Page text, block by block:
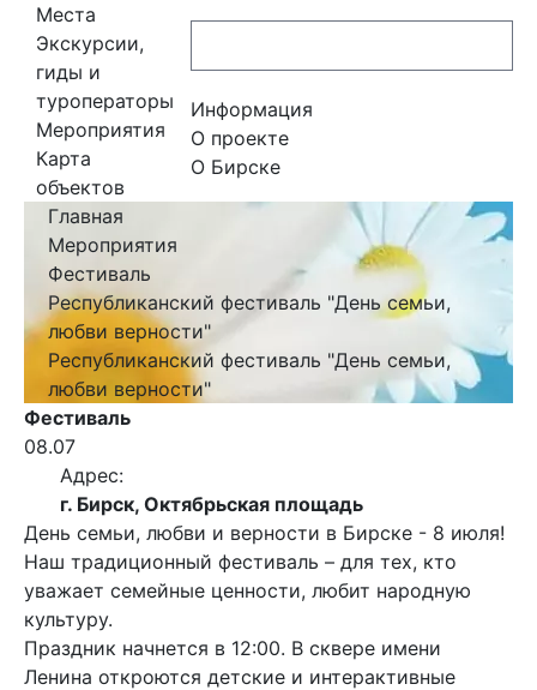
Места
Экскурсии,
гиды и
туроператоры
Мероприятия
Карта
объектов
Информация
О проекте
О Бирске
Главная
Мероприятия
Фестиваль
Республиканский фестиваль "День семьи,
любви верности"
Республиканский фестиваль "День семьи,
любви верности"
День семьи, любви и верности в Бирске - 8 июля!
Наш традиционный фестиваль – для тех, кто
уважает семейные ценности, любит народную
культуру.
Праздник начнется в 12:00. В сквере имени
Ленина откроются детские и интерактивные
Фестиваль
08.07
Адрес:
г. Бирск, Октябрьская площадь